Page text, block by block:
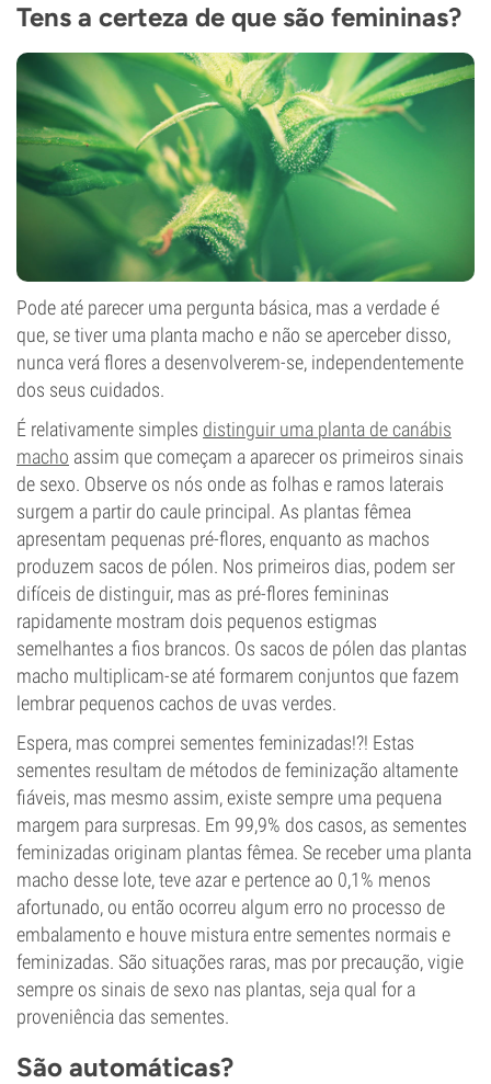
Tens a certeza de que são femininas?
Pode até parecer uma pergunta básica, mas a verdade é
que, se tiver uma planta macho e não se aperceber disso,
nunca verá flores a desenvolverem-se, independentemente
dos seus cuidados.
É relativamente simples distinguir uma planta de canábis
macho assim que começam a aparecer os primeiros sinais
de sexo. Observe os nós onde as folhas e ramos laterais
surgem a partir do caule principal. As plantas fêmea
apresentam pequenas pré-flores, enquanto as machos
produzem sacos de pólen. Nos primeiros dias, podem ser
difíceis de distinguir, mas as pré-flores femininas
rapidamente mostram dois pequenos estigmas
semelhantes a fios brancos. Os sacos de pólen das plantas
macho multiplicam-se até formarem conjuntos que fazem
lembrar pequenos cachos de uvas verdes.
Espera, mas comprei sementes feminizadas!?! Estas
sementes resultam de métodos de feminização altamente
fiáveis, mas mesmo assim, existe sempre uma pequena
margem para surpresas. Em 99,9% dos casos, as sementes
feminizadas originam plantas fêmea. Se receber uma planta
macho desse lote, teve azar e pertence ao 0,1% menos
afortunado, ou então ocorreu algum erro no processo de
embalamento e houve mistura entre sementes normais e
feminizadas. São situações raras, mas por precaução, vigie
sempre os sinais de sexo nas plantas, seja qual for a
proveniência das sementes.
São automáticas?